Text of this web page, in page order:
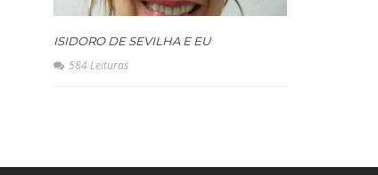
ISIDORO DE SEVILHA E EU
584 Leituras